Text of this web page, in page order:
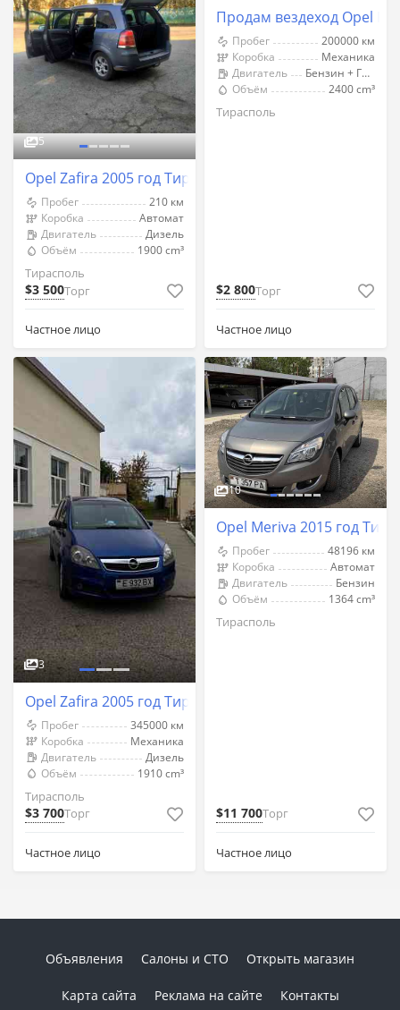
5
Opel Zafira 2005 год Тирасполь
Пробег
210 км
Коробка
Автомат
Двигатель
Дизель
Объём
1900 cm³
Тирасполь
$3 500Торг
Частное лицо
Продам вездеход Opel
Пробег
200000 км
Коробка
Механика
Двигатель
Бензин + Газ (Метан)
Объём
2400 cm³
Тирасполь
$2 800Торг
Частное лицо
3
Opel Zafira 2005 год Тирасполь
Пробег
345000 км
Коробка
Механика
Двигатель
Дизель
Объём
1910 cm³
Тирасполь
$3 700Торг
Частное лицо
10
Opel Meriva 2015 год
Пробег
48196 км
Коробка
Автомат
Двигатель
Бензин
Объём
1364 cm³
Тирасполь
$11 700Торг
Частное лицо
Объявления Салоны и СТО Открыть магазин
Карта сайта Реклама на сайте Контакты